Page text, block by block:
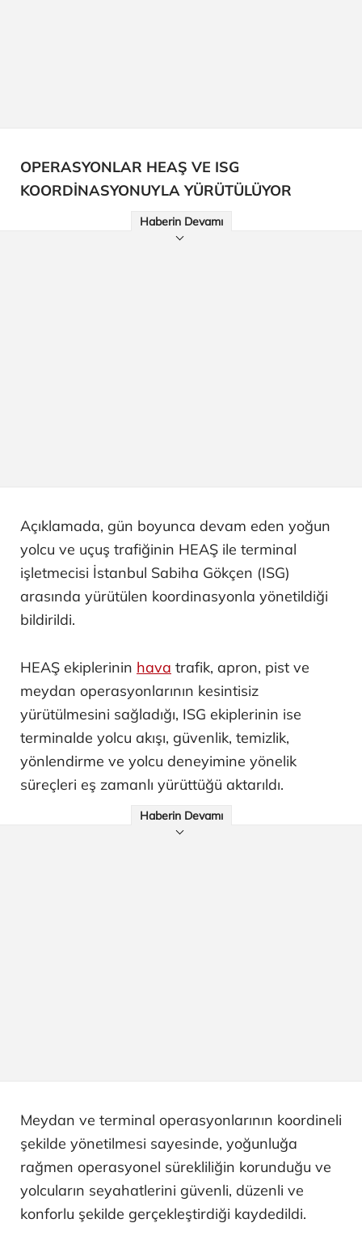
OPERASYONLAR HEAŞ VE ISG
KOORDİNASYONUYLA YÜRÜTÜLÜYOR
Haberin Devamı
Açıklamada, gün boyunca devam eden yoğun
yolcu ve uçuş trafiğinin HEAŞ ile terminal
işletmecisi İstanbul Sabiha Gökçen (ISG)
arasında yürütülen koordinasyonla yönetildiği
bildirildi.
HEAŞ ekiplerinin hava trafik, apron, pist ve
meydan operasyonlarının kesintisiz
yürütülmesini sağladığı, ISG ekiplerinin ise
terminalde yolcu akışı, güvenlik, temizlik,
yönlendirme ve yolcu deneyimine yönelik
süreçleri eş zamanlı yürüttüğü aktarıldı.
Haberin Devamı
Meydan ve terminal operasyonlarının koordineli
şekilde yönetilmesi sayesinde, yoğunluğa
rağmen operasyonel sürekliliğin korunduğu ve
yolcuların seyahatlerini güvenli, düzenli ve
konforlu şekilde gerçekleştirdiği kaydedildi.